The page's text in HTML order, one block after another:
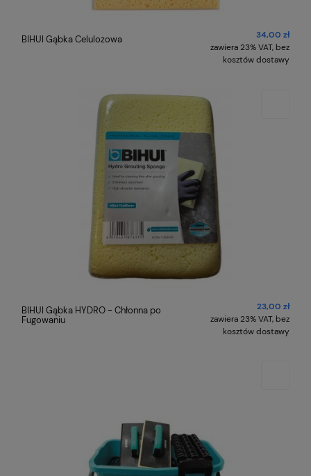
BIHUI Gąbka Celulozowa
34,00 zł
zawiera 23% VAT, bez
kosztów dostawy
BIHUI Gąbka HYDRO - Chłonna po
Fugowaniu
23,00 zł
zawiera 23% VAT, bez
kosztów dostawy